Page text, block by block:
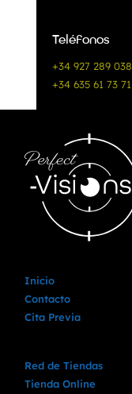
Teléfonos
+34 927 289 038
+34 635 61 73 71
Inicio
Contacto
Cita Previa
Red de Tiendas
Tienda Online